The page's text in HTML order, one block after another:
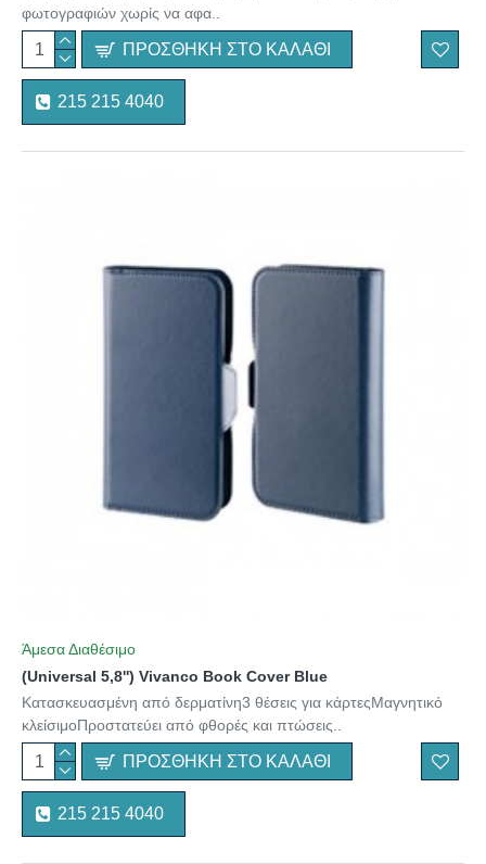
φωτογραφιών χωρίς να αφα..
ΠΡΟΣΘΉΚΗ ΣΤΟ ΚΑΛΆΘΙ
215 215 4040
Άμεσα Διαθέσιμο
(Universal 5,8'') Vivanco Book Cover Blue
Κατασκευασμένη από δερματίνη3 θέσεις για κάρτεςΜαγνητικό
κλείσιμοΠροστατεύει από φθορές και πτώσεις..
ΠΡΟΣΘΉΚΗ ΣΤΟ ΚΑΛΆΘΙ
215 215 4040